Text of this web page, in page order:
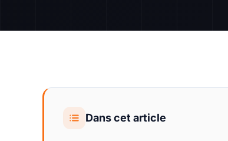
Dans cet article